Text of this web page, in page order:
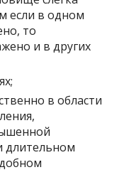
если в одном
то
и в других
в области
длительном